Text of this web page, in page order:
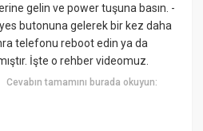
gelin ve power tuşuna basın. -
butonuna gelerek bir kez daha
telefonu reboot edin ya da
İşte o rehber videomuz.
Cevabın tamamını burada okuyun: